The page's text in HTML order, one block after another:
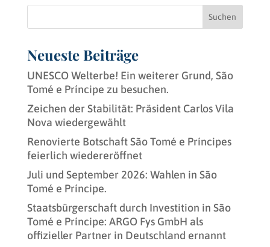
Suchen
Neueste Beiträge
UNESCO Welterbe! Ein weiterer Grund, São
Tomé e Príncipe zu besuchen.
Zeichen der Stabilität: Präsident Carlos Vila
Nova wiedergewählt
Renovierte Botschaft São Tomé e Príncipes
feierlich wiedereröffnet
Juli und September 2026: Wahlen in São
Tomé e Príncipe.
Staatsbürgerschaft durch Investition in São
Tomé e Príncipe: ARGO Fys GmbH als
offizieller Partner in Deutschland ernannt